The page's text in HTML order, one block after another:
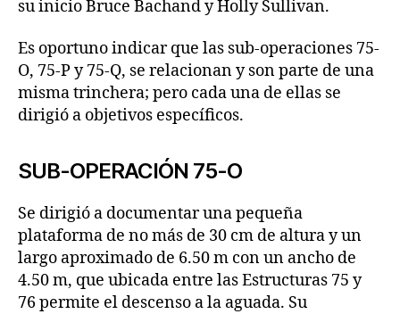
su inicio Bruce Bachand y Holly Sullivan.
Es oportuno indicar que las sub-operaciones 75-
O, 75-P y 75-Q, se relacionan y son parte de una
misma trinchera; pero cada una de ellas se
dirigió a objetivos específicos.
SUB-OPERACIÓN 75-O
Se dirigió a documentar una pequeña
plataforma de no más de 30 cm de altura y un
largo aproximado de 6.50 m con un ancho de
4.50 m, que ubicada entre las Estructuras 75 y
76 permite el descenso a la aguada. Su